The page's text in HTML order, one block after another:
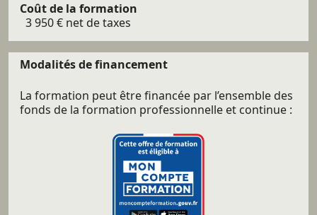
Coût de la formation
3 950 € net de taxes
Modalités de financement
La formation peut être financée par l’ensemble des
fonds de la formation professionnelle et continue :